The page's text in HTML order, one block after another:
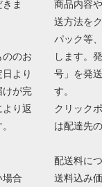
ま
ののお
より
けが完
り返
場合
商品内容
送方法を
パック等
します。
号」を発
す。
クリック
は配達先
配送料に
送料込み